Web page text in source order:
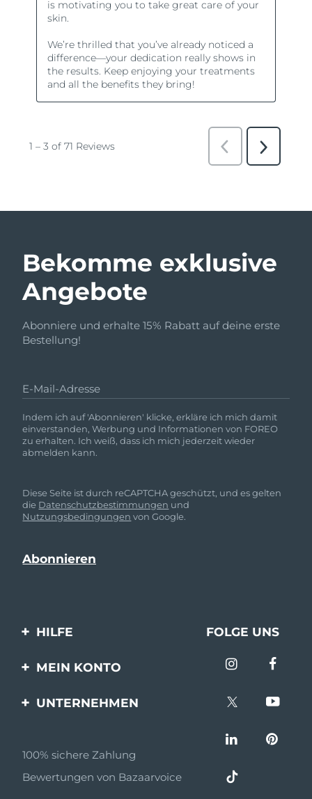
Bekomme exklusive
Angebote
Abonniere und erhalte 15% Rabatt auf deine erste
Bestellung!
E-Mail-Adresse
Indem ich auf 'Abonnieren' klicke, erkläre ich mich damit
einverstanden, Werbung und Informationen von FOREO
zu erhalten. Ich weiß, dass ich mich jederzeit wieder
abmelden kann.
Diese Seite ist durch reCAPTCHA geschützt, und es gelten
die Datenschutzbestimmungen und
Nutzungsbedingungen von Google.
HILFE
Kontaktiere uns
FOLGE UNS
MEIN KONTO
UNTERNEHMEN
Partnerprogramm
Partner Nachrichten
100% sichere Zahlung
Bewertungen von Bazaarvoice